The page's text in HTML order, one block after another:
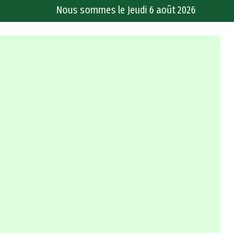
Nous sommes le Jeudi 6 août 2026